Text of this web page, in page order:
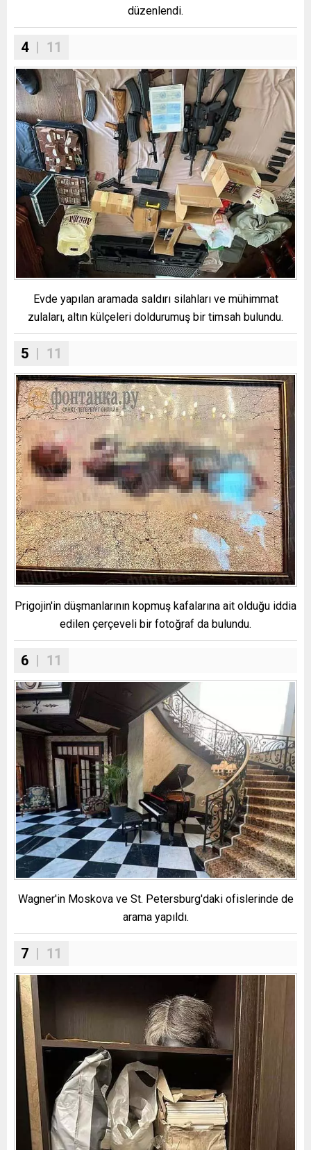
düzenlendi.
4| 11
Evde yapılan aramada saldırı silahları ve mühimmat
zulaları, altın külçeleri doldurumuş bir timsah bulundu.
5 | 11
Prigojin'in düşmanlarının kopmuş kafalarına ait olduğu iddia
edilen çerçeveli bir fotoğraf da bulundu.
6 | 11
Wagner'in Moskova ve St. Petersburg'daki ofislerinde de
arama yapıldı.
7 | 11